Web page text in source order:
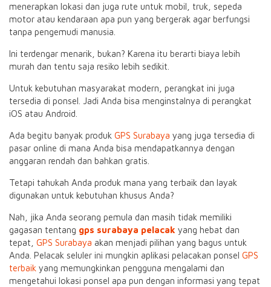
menerapkan lokasi dan juga rute untuk mobil, truk, sepeda
motor atau kendaraan apa pun yang bergerak agar berfungsi
tanpa pengemudi manusia.
Ini terdengar menarik, bukan? Karena itu berarti biaya lebih
murah dan tentu saja resiko lebih sedikit.
Untuk kebutuhan masyarakat modern, perangkat ini juga
tersedia di ponsel. Jadi Anda bisa menginstalnya di perangkat
iOS atau Android.
Ada begitu banyak produk GPS Surabaya yang juga tersedia di
pasar online di mana Anda bisa mendapatkannya dengan
anggaran rendah dan bahkan gratis.
Tetapi tahukah Anda produk mana yang terbaik dan layak
digunakan untuk kebutuhan khusus Anda?
Nah, jika Anda seorang pemula dan masih tidak memiliki
gagasan tentang gps surabaya pelacak yang hebat dan
tepat, GPS Surabaya akan menjadi pilihan yang bagus untuk
Anda. Pelacak seluler ini mungkin aplikasi pelacakan ponsel GPS
terbaik yang memungkinkan pengguna mengalami dan
mengetahui lokasi ponsel apa pun dengan informasi yang tepat